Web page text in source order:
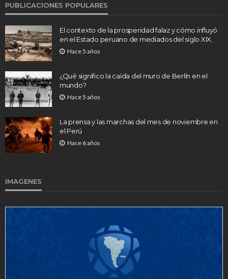
PUBLICACIONES POPULARES
El contexto de la prosperidad falaz y cómo influyó
en el Estado peruano de mediados del siglo XIX.
Hace 5 años
¿Qué significo la caída del muro de Berlín en el
mundo?
Hace 5 años
La prensa y las marchas del mes de noviembre en
el Perú
Hace 6 años
IMAGENES